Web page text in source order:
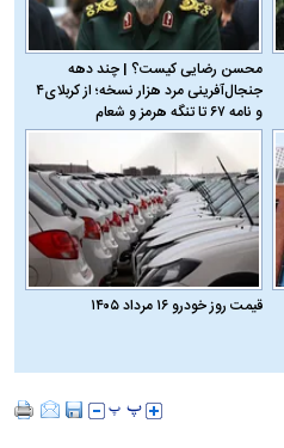
محسن رضایی کیست؟ | چند دهه
جنجال‌آفرینی مرد هزار نسخه؛ از کربلای۴
و نامه ۶۷ تا تنگه هرمز و شعام
قیمت روز خودرو ۱۶ مرداد ۱۴۰۵